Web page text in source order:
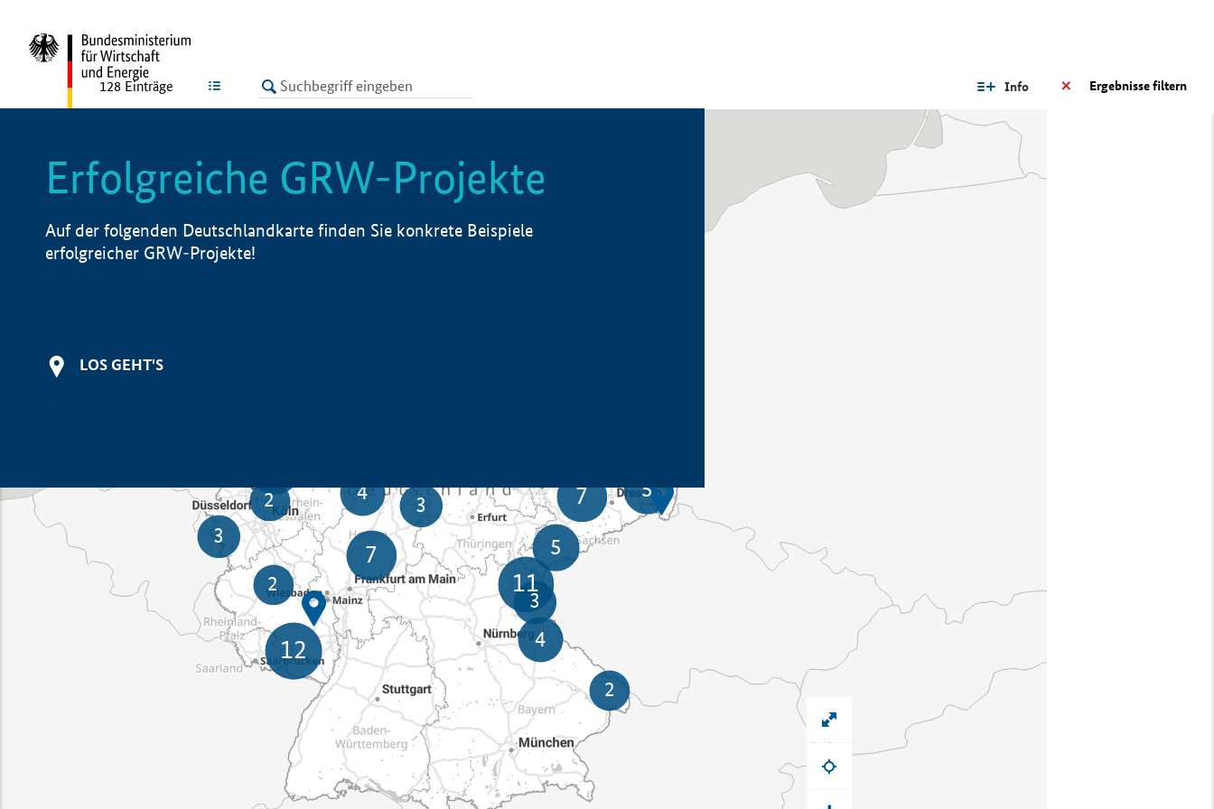
LISTE Ergebnisse filtern
Info
128 Einträge
Erfolgreiche GRW-Projekte
Auf der folgenden Deutschlandkarte finden Sie konkrete Beispiele
erfolgreicher GRW-Projekte!
LOS GEHT'S